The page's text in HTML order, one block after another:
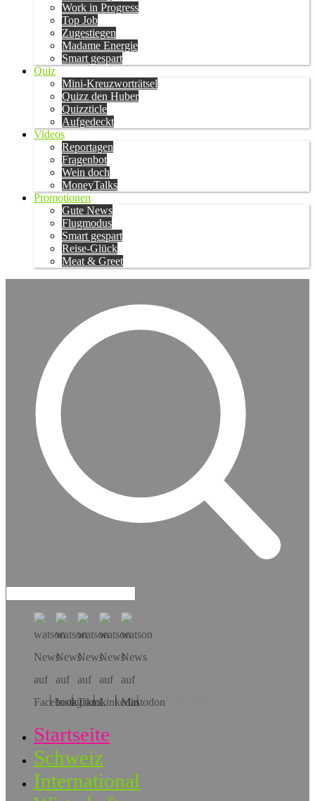
Work in Progress
Top Job
Zugestiegen
Madame Energie
Smart gespart
Quiz
Mini-Kreuzworträtsel
Quizz den Huber
Quizzticle
Aufgedeckt
Videos
Reportagen
Fragenbot
Wein doch
MoneyTalks
Promotionen
Gute News
Flugmodus
Smart gespart
Reise-Glück
Meat & Greet
Hol dir die App!
Startseite
Schweiz
International